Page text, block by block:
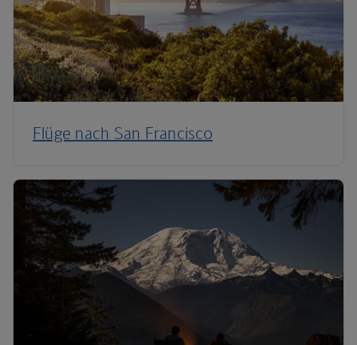
Flüge nach San Francisco